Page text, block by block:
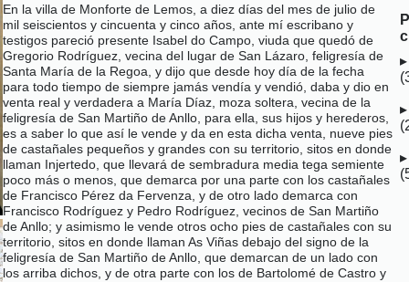
En la villa de Monforte de Lemos, a diez días del mes de julio de
mil seiscientos y cincuenta y cinco años, ante mí escribano y
testigos pareció presente Isabel do Campo, viuda que quedó de
Gregorio Rodríguez, vecina del lugar de San Lázaro, feligresía de
Santa María de la Regoa, y dijo que desde hoy día de la fecha
para todo tiempo de siempre jamás vendía y vendió, daba y dio en
venta real y verdadera a María Díaz, moza soltera, vecina de la
feligresía de San Martiño de Anllo, para ella, sus hijos y herederos,
es a saber lo que así le vende y da en esta dicha venta, nueve pies
de castañales pequeños y grandes con su territorio, sitos en donde
llaman Injertedo, que llevará de sembradura media tega semiente
poco más o menos, que demarca por una parte con los castañales
de Francisco Pérez da Fervenza, y de otro lado demarca con
Francisco Rodríguez y Pedro Rodríguez, vecinos de San Martiño
de Anllo; y asimismo le vende otros ocho pies de castañales con su
territorio, sitos en donde llaman As Viñas debajo del signo de la
feligresía de San Martiño de Anllo, que demarcan de un lado con
los arriba dichos, y de otra parte con los de Bartolomé de Castro y